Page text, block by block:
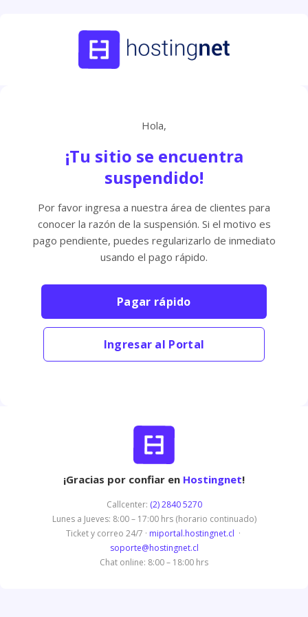
Hola,
¡Tu sitio se encuentra
suspendido!
Por favor ingresa a nuestra área de clientes para
conocer la razón de la suspensión. Si el motivo es
pago pendiente, puedes regularizarlo de inmediato
usando el pago rápido.
Pagar rápido
Ingresar al Portal
¡Gracias por confiar en Hostingnet!
Callcenter: (2) 2840 5270
Lunes a Jueves: 8:00 – 17:00 hrs (horario continuado)
Ticket y correo 24/7 · miportal.hostingnet.cl ·
soporte@hostingnet.cl
Chat online: 8:00 – 18:00 hrs